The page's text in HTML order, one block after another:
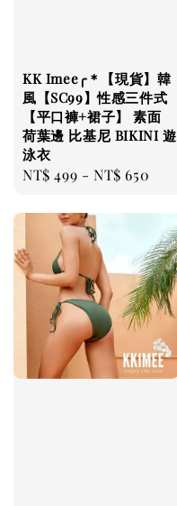
KK Imee╭＊【現貨】韓
風【SC99】性感三件式
【平口褲+裙子】 素面
荷葉邊 比基尼 BIKINI 遊
泳衣
Regular
NT$ 499 -NT$ 650